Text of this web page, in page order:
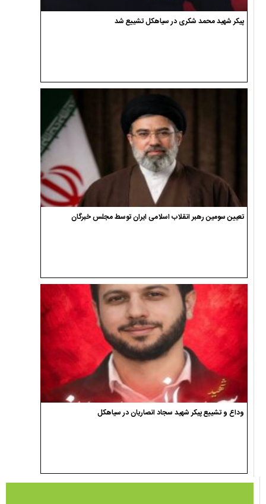
پیکر شهید محمد شکری در سیاهکل تشییع شد
تعیین سومین رهبر انقلاب اسلامی ایران توسط مجلس خبرگان
وداع و تشییع پیکر شهید سجاد انصاریان در سیاهکل